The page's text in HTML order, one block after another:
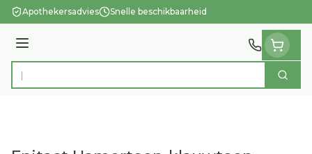
Ga naar de inhoud
Apothekersadvies Snelle beschikbaarheid
Menu
Product, merk, categorie... Zoek